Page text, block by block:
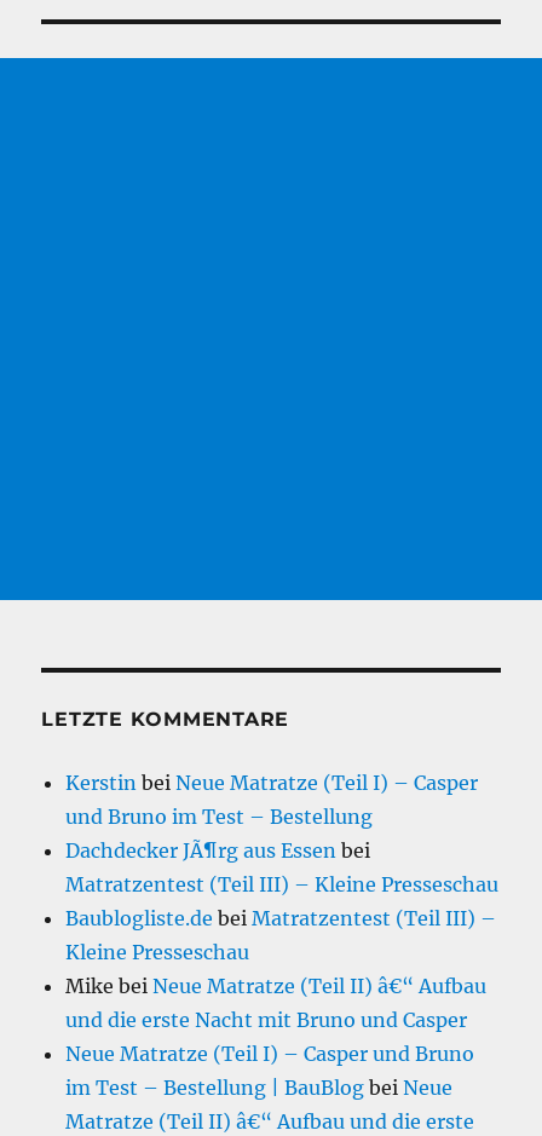
LETZTE KOMMENTARE
Kerstin beiNeue Matratze (Teil I) – Casper
und Bruno im Test – Bestellung
Dachdecker JÃ¶rg aus Essen bei
Matratzentest (Teil III) – Kleine Presseschau
Baublogliste.de beiMatratzentest (Teil III) –
Kleine Presseschau
Mike beiNeue Matratze (Teil II) â€“ Aufbau
und die erste Nacht mit Bruno und Casper
Neue Matratze (Teil I) – Casper und Bruno
im Test – Bestellung | BauBlog beiNeue
Matratze (Teil II) â€“ Aufbau und die erste